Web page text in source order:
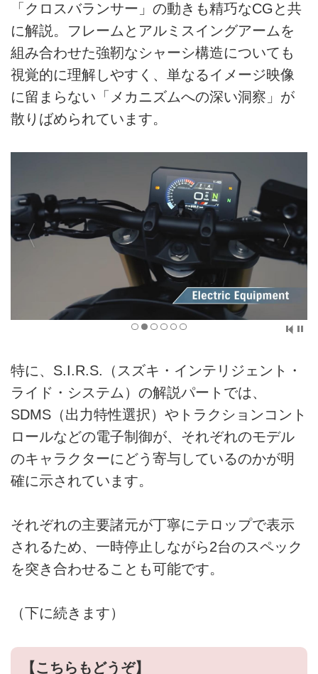
「クロスバランサー」の動きも精巧なCGと共
に解説。フレームとアルミスイングアームを
組み合わせた強靭なシャーシ構造についても
視覚的に理解しやすく、単なるイメージ映像
に留まらない「メカニズムへの深い洞察」が
散りばめられています。
特に、S.I.R.S.（スズキ・インテリジェント・
ライド・システム）の解説パートでは、
SDMS（出力特性選択）やトラクションコント
ロールなどの電子制御が、それぞれのモデル
のキャラクターにどう寄与しているのかが明
確に示されています。
それぞれの主要諸元が丁寧にテロップで表示
されるため、一時停止しながら2台のスペック
を突き合わせることも可能です。
（下に続きます）
【こちらもどうぞ】